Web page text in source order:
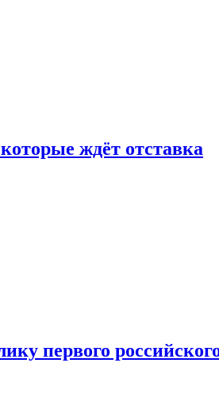
ждёт отставка
первого